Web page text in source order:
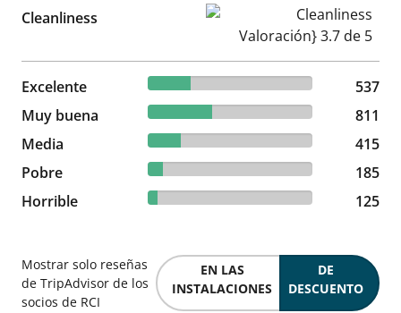
Cleanliness Cleanliness Valoración} 3.7
Excelente 25.92% reviewed Excelente
537 reviews
537
Muy buena
39.14% reviewed Muy buena
811 reviews
811
Media
20.03% reviewed Media
415 reviews
415
Pobre
8.93% reviewed Pobre
185 reviews
185
Horrible
6.03% reviewed Horrible
125 reviews 125
Mostrar solo reseñas
de TripAdvisor de los
socios de RCI
EN LAS
INSTALACIONES
DE
DESCUENTO